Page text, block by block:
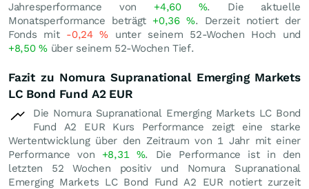
Jahresperformance von +4,60 %. Die aktuelle
Monatsperformance beträgt +0,36 %. Derzeit notiert der
Fonds mit -0,24% unter seinem 52-Wochen Hoch und
+8,50%über seinem 52-Wochen Tief.
Fazit zu Nomura Supranational Emerging Markets
LC Bond Fund A2 EUR
Die Nomura Supranational Emerging Markets LC Bond
Fund A2 EUR Kurs Performance zeigt eine starke
Wertentwicklung über den Zeitraum von 1 Jahr mit einer
Performance von +8,31 %. Die Performance ist in den
letzten 52 Wochen positiv und Nomura Supranational
Emerging Markets LC Bond Fund A2 EUR notiert zurzeit